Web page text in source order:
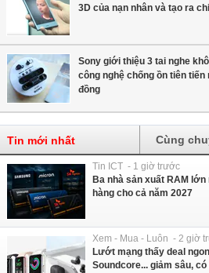
3D của nạn nhân và tạo ra
Sony giới thiệu 3 tai nghe
công nghệ chống ồn tiên
đồng
Tin mới nhất Cùng
Tin ICT - 1 giờ trước
Ba nhà sản xuất RAM
hàng cho cả năm 2027
Xem - Mua - Luôn - 2 giờ
Lướt mạng thấy deal
Soundcore... giảm sâu,